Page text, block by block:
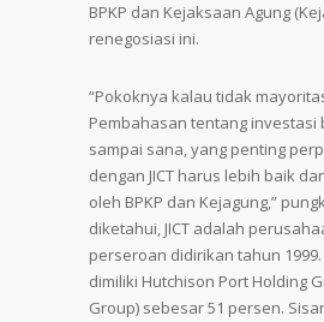
BPKP dan Kejaksaan Agung
renegosiasi ini.
“Pokoknya kalau tidak
Pembahasan tentang investasi
sampai sana, yang penting
dengan JICT harus lebih baik
oleh BPKP dan Kejagung,”
diketahui, JICT adalah
perseroan didirikan tahun
dimiliki Hutchison Port Holding
Group) sebesar 51 persen.